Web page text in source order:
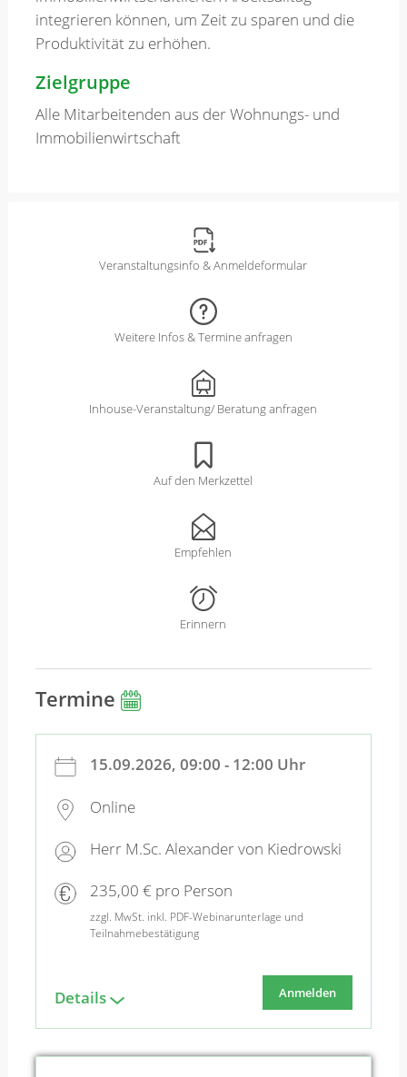
integrieren können, um Zeit zu sparen und die
Produktivität zu erhöhen.
Zielgruppe
Alle Mitarbeitenden aus der Wohnungs- und
Immobilienwirtschaft
Veranstaltungsinfo & Anmeldeformular
Weitere Infos & Termine anfragen
Inhouse-Veranstaltung/ Beratung anfragen
Auf den Merkzettel
Empfehlen
Erinnern
Termine
15.09.2026, 09:00 - 12:00 Uhr
Online
Herr M.Sc. Alexander von Kiedrowski
235,00 € pro Person
zzgl. MwSt. inkl. PDF-Webinarunterlage und
Teilnahmebestätigung
Details Anmelden